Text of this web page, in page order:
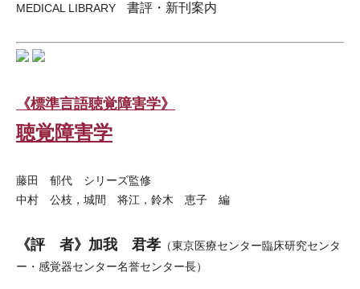
MEDICAL LIBRARY 書評・新刊案内
《標準言語聴覚障害学》
聴覚障害学
藤田 郁代 シリーズ監修
中村 公枝，城間 将江，鈴木 恵子 編
《評 者》加我 君孝 （東京医療センター臨床研究センタ
ー・感覚器センター名誉センター長）